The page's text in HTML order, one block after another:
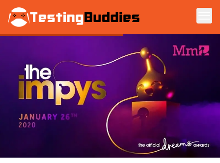
Zum Hauptinhalt springen